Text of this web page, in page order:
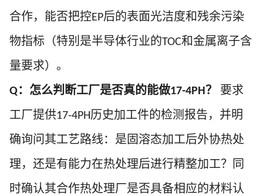
合作，能否把控EP后的表面光洁度和残余污染
物指标（特别是半导体行业的TOC和金属离子含
量要求）。
Q：怎么判断工厂是否真的能做17-4PH？
要求
工厂提供17-4PH历史加工件的检测报告，并明
确询问其工艺路线：是固溶态加工后外协热处
理，还是有能力在热处理后进行精整加工？同
时确认其合作热处理厂是否具备相应的材料认